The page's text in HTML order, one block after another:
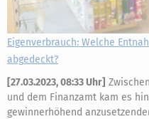
Eigenverbrauch: Welche
abgedeckt?
[27.03.2023, 08:33 Uhr]
und dem Finanzamt kam es
gewinnerhöhend